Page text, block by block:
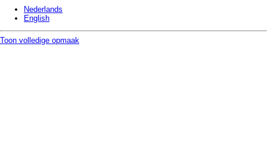
Nederlands
English
Toon volledige opmaak